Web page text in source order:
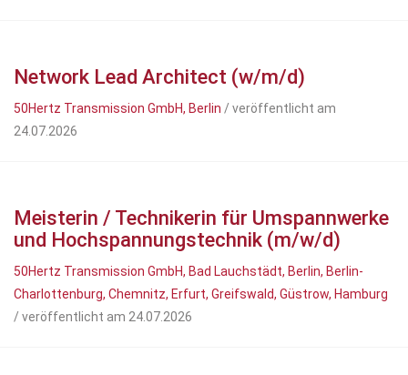
Network Lead Architect (w/m/d)
50Hertz Transmission GmbH, Berlin / veröffentlicht am
24.07.2026
Meisterin / Technikerin für Umspannwerke
und Hochspannungstechnik (m/w/d)
50Hertz Transmission GmbH, Bad Lauchstädt, Berlin, Berlin-
Charlottenburg, Chemnitz, Erfurt, Greifswald, Güstrow, Hamburg
/ veröffentlicht am 24.07.2026